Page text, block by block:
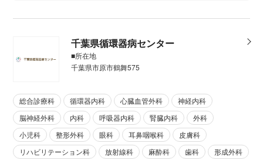
千葉県循環器病センター
■所在地
千葉県市原市鶴舞575
総合診療科 循環器内科 心臓血管外科
神経内科
脳神経外科
内科 呼吸器内科 腎臓内科
外科
小児科
整形外科 眼科 耳鼻咽喉科
皮膚科
リハビリテーション科
放射線科 麻酔科 歯科 形成外科